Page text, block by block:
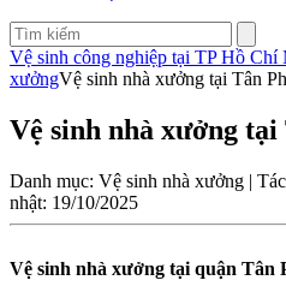
Vệ sinh công nghiệp tại TP Hồ Chí
xưởngVệ sinh nhà xưởng tại Tân
Vệ sinh nhà xưởng tại
Danh mục: Vệ sinh nhà xưởng |
nhật: 19/10/2025
Vệ sinh nhà xưởng tại quận Tân